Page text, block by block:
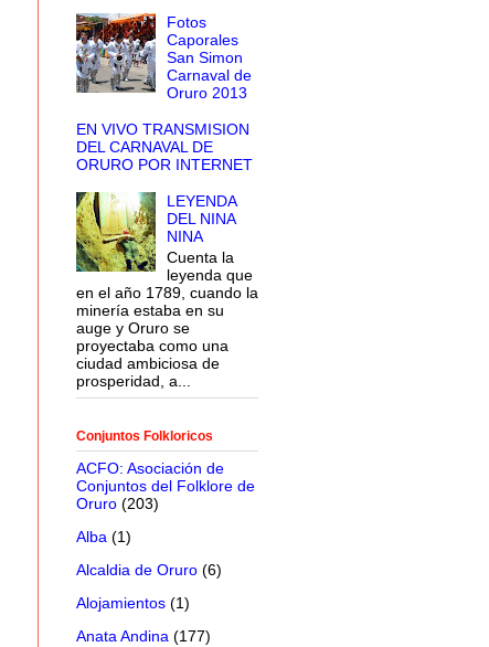
Fotos
Caporales
San Simon
Carnaval de
Oruro 2013
EN VIVO TRANSMISION
DEL CARNAVAL DE
ORURO POR INTERNET
LEYENDA
DEL NINA
NINA
Cuenta la
leyenda que
en el año 1789, cuando la
minería estaba en su
auge y Oruro se
proyectaba como una
ciudad ambiciosa de
prosperidad, a...
Conjuntos Folkloricos
ACFO: Asociación de
Conjuntos del Folklore de
Oruro (203)
Alba (1)
Alcaldia de Oruro (6)
Alojamientos (1)
Anata Andina (177)